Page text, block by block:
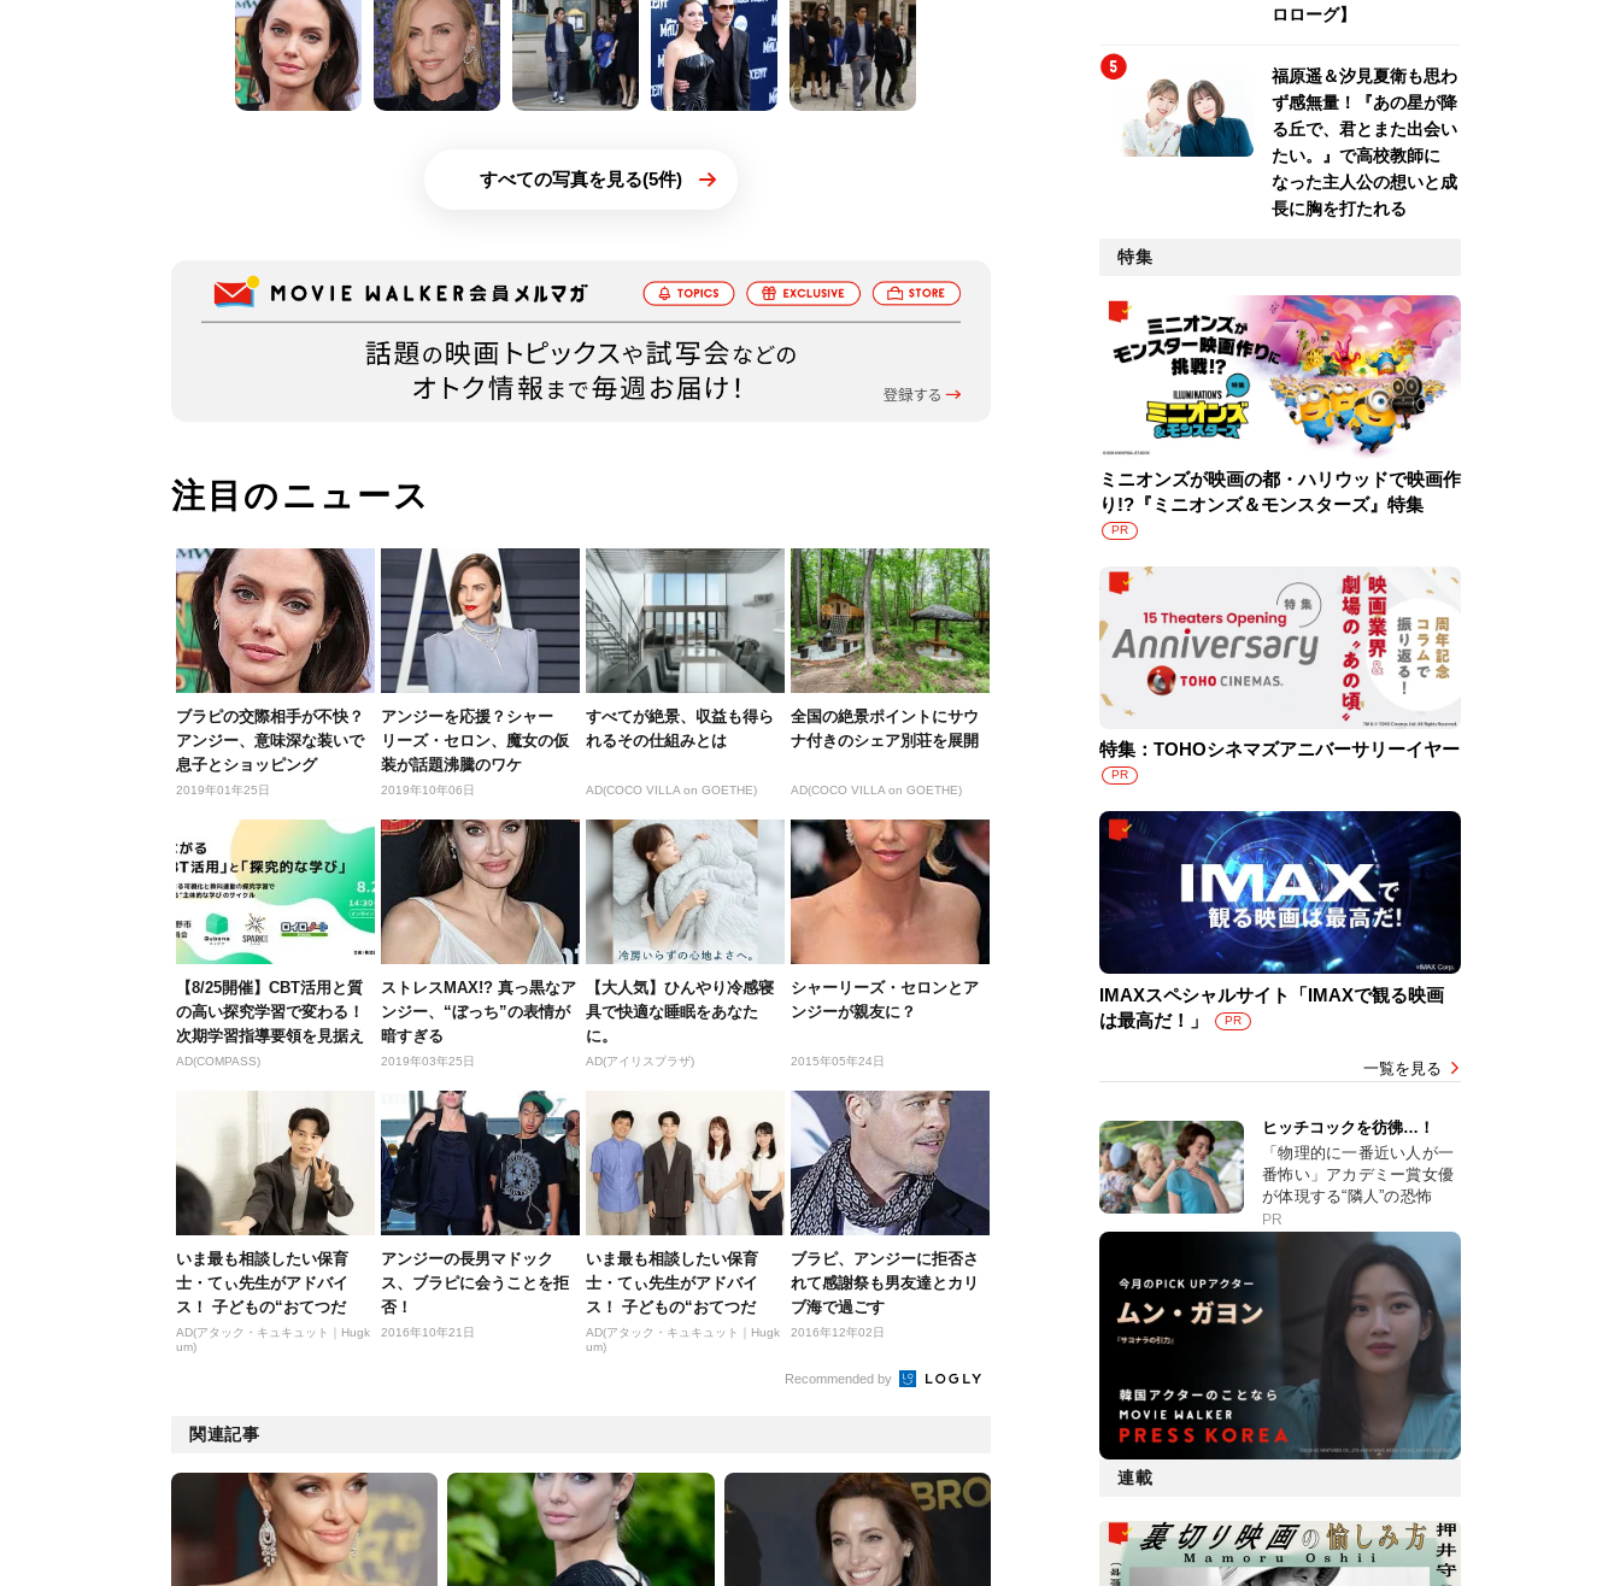
すべての写真を見る(5件)
注目のニュース
ブラピの交際相手が不快？
アンジー、意味深な装いで
息子とショッピング
2019年01年25日
アンジーを応援？シャー
リーズ・セロン、魔女の仮
装が話題沸騰のワケ
2019年10年06日
すべてが絶景、収益も得ら
れるその仕組みとは
AD(COCO VILLA on GOETHE)
全国の絶景ポイントにサウ
ナ付きのシェア別荘を展開
AD(COCO VILLA on GOETHE)
【8/25開催】CBT活用と質
の高い探究学習で変わる！
次期学習指導要領を見据え
た...
AD(COMPASS)
ストレスMAX!? 真っ黒なア
ンジー、“ぼっち”の表情が
暗すぎる
2019年03年25日
【大人気】ひんやり冷感寝
具で快適な睡眠をあなた
に。
AD(アイリスプラザ)
シャーリーズ・セロンとア
ンジーが親友に？
2015年05年24日
いま最も相談したい保育
士・てぃ先生がアドバイ
ス！ 子どもの“おてつだ
い”に、どん...
AD(アタック・キュキュット｜Hugk
um)
アンジーの長男マドック
ス、ブラピに会うことを拒
否！
2016年10年21日
いま最も相談したい保育
士・てぃ先生がアドバイ
ス！ 子どもの“おてつだ
い”に、どん...
AD(アタック・キュキュット｜Hugk
um)
ブラピ、アンジーに拒否さ
れて感謝祭も男友達とカリ
ブ海で過ごす
2016年12年02日
Recommended by
関連記事
ロローグ】
福原遥＆汐見夏衛も思わ
ず感無量！『あの星が降
る丘で、君とまた出会い
たい。』で高校教師に
なった主人公の想いと成
長に胸を打たれる
特集
ミニオンズが映画の都・ハリウッドで映画作
り!?『ミニオンズ＆モンスターズ』特集
PR
特集：TOHOシネマズアニバーサリーイヤー
PR
IMAXスペシャルサイト「IMAXで観る映画
は最高だ！」
PR
一覧を見る
ヒッチコックを彷彿…！
「物理的に一番近い人が一
番怖い」アカデミー賞女優
が体現する“隣人”の恐怖
PR
連載